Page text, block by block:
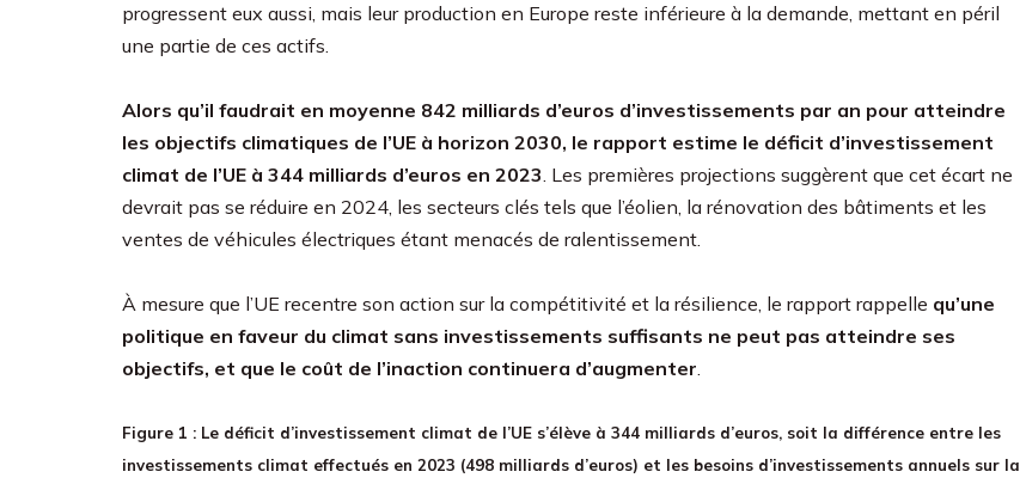
progressent eux aussi, mais leur production en Europe reste inférieure à la demande, mettant en péril
une partie de ces actifs.
Alors qu’il faudrait en moyenne 842 milliards d’euros d’investissements par an pour atteindre
les objectifs climatiques de l’UE à horizon 2030, le rapport estime le déficit d’investissement
climat de l’UE à 344 milliards d’euros en 2023. Les premières projections suggèrent que cet écart ne
devrait pas se réduire en 2024, les secteurs clés tels que l’éolien, la rénovation des bâtiments et les
ventes de véhicules électriques étant menacés de ralentissement.
À mesure que l’UE recentre son action sur la compétitivité et la résilience, le rapport rappelle qu’une
politique en faveur du climat sans investissements suffisants ne peut pas atteindre ses
objectifs, et que le coût de l’inaction continuera d’augmenter.
Figure 1 : Le déficit d’investissement climat de l’UE s’élève à 344 milliards d’euros, soit la différence entre les
investissements climat effectués en 2023 (498 milliards d’euros) et les besoins d’investissements annuels sur la